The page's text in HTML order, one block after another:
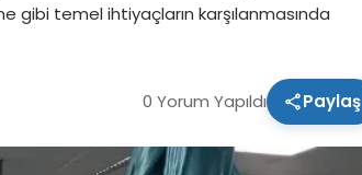
gibi temel ihtiyaçların karşılanmasında
0 Yorum Yapıldı Paylaş